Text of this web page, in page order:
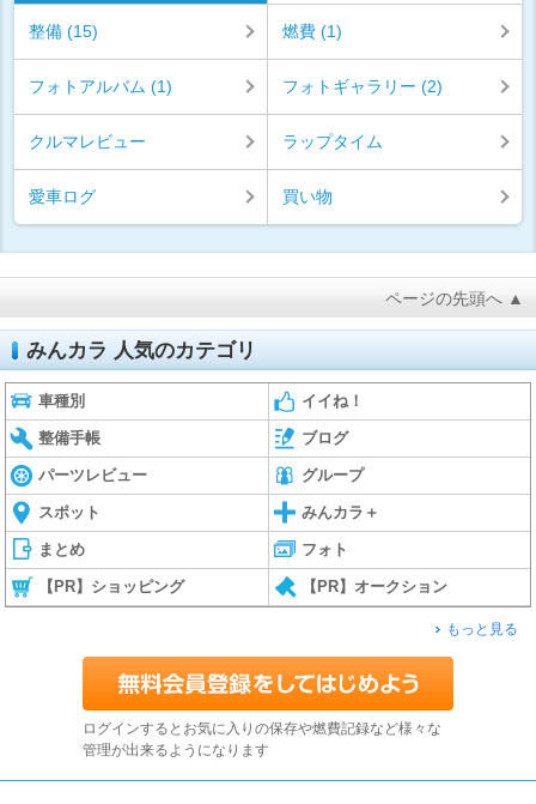
整備 (15) 燃費 (1)
フォトアルバム (1) フォトギャラリー (2)
クルマレビュー ラップタイム
愛車ログ 買い物
ページの先頭へ ▲
みんカラ 人気のカテゴリ
車種別 イイね！
整備手帳 ブログ
パーツレビュー グループ
スポット みんカラ＋
まとめ フォト
【PR】ショッピング 【PR】オークション
もっと見る
ログインするとお気に入りの保存や燃費記録など様々な
管理が出来るようになります